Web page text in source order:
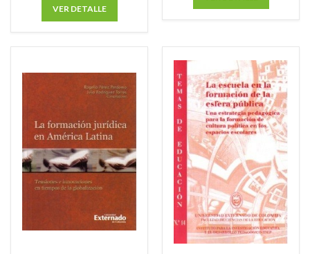
Buscar
VER DETALLE